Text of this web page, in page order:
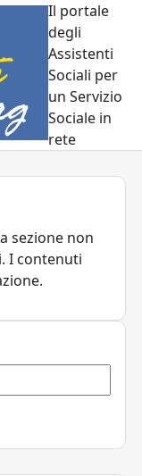
Il portale
degli
Assistenti
Sociali per
un Servizio
Sociale in
rete
sezione non
I contenuti